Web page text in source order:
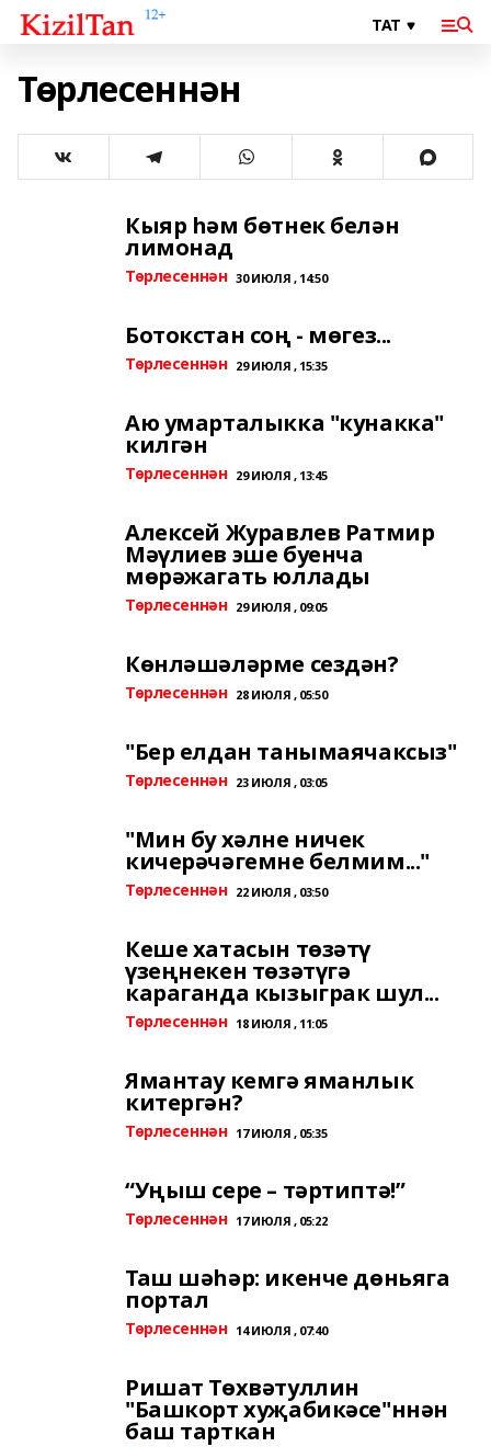
Төрлесеннән
Кыяр һәм бөтнек белән
лимонад
Төрлесеннән 30 ИЮЛЯ , 14:50
Ботокстан соң - мөгез...
Төрлесеннән 29 ИЮЛЯ , 15:35
Аю умарталыкка "кунакка"
килгән
Төрлесеннән 29 ИЮЛЯ , 13:45
Алексей Журавлев Ратмир
Мәүлиев эше буенча
мөрәжагать юллады
Төрлесеннән 29 ИЮЛЯ , 09:05
Көнләшәләрме сездән?
Төрлесеннән 28 ИЮЛЯ , 05:50
"Бер елдан танымаячаксыз"
Төрлесеннән 23 ИЮЛЯ , 03:05
"Мин бу хәлне ничек
кичерәчәгемне белмим..."
Төрлесеннән 22 ИЮЛЯ , 03:50
Кеше хатасын төзәтү
үзеңнекен төзәтүгә
караганда кызыграк шул...
Төрлесеннән 18 ИЮЛЯ , 11:05
Ямантау кемгә яманлык
китергән?
Төрлесеннән 17 ИЮЛЯ , 05:35
“Уңыш сере – тәртиптә!”
Төрлесеннән 17 ИЮЛЯ , 05:22
Таш шәһәр: икенче дөньяга
портал
Төрлесеннән 14 ИЮЛЯ , 07:40
Ришат Төхвәтуллин
"Башкорт хуҗабикәсе"ннән
баш тарткан